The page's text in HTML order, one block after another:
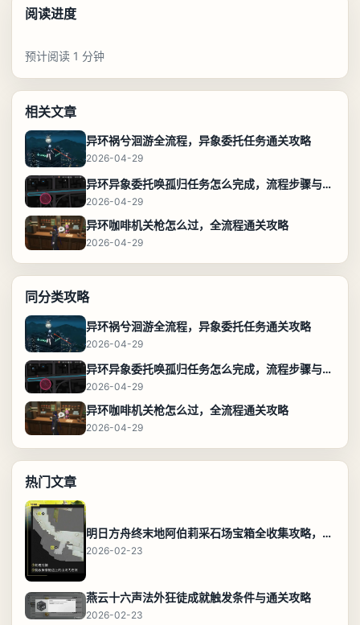
阅读进度
预计阅读 1 分钟
相关文章
异环祸兮洄游全流程，异象委托任务通关攻略
2026-04-29
异环异象委托唤孤归任务怎么完成，流程步骤与位置攻略
2026-04-29
异环咖啡机关枪怎么过，全流程通关攻略
2026-04-29
同分类攻略
异环祸兮洄游全流程，异象委托任务通关攻略
2026-04-29
异环异象委托唤孤归任务怎么完成，流程步骤与位置攻略
2026-04-29
异环咖啡机关枪怎么过，全流程通关攻略
2026-04-29
热门文章
明日方舟终末地阿伯莉采石场宝箱全收集攻略，全点位分布图与路线
2026-02-23
燕云十六声法外狂徒成就触发条件与通关攻略
2026-02-23